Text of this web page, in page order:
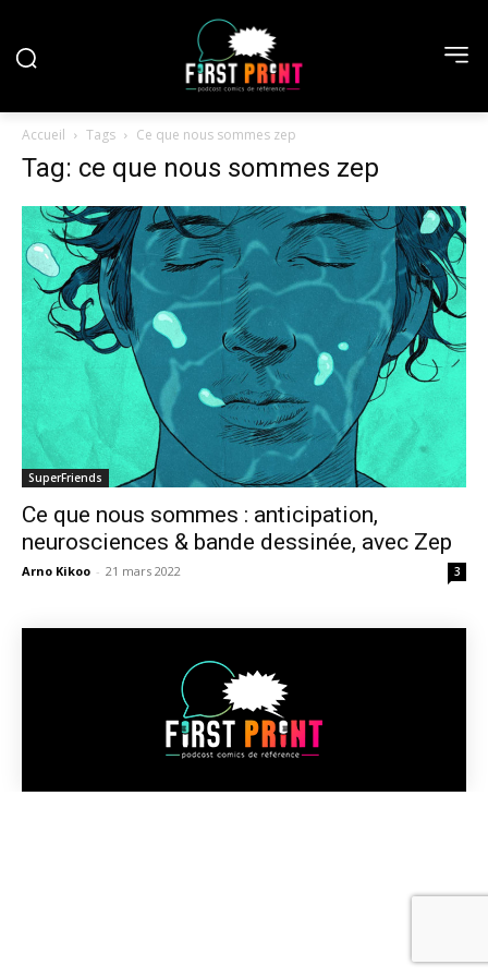
Accueil Tags Ce que nous sommes zep
Tag: ce que nous sommes zep
SuperFriends
Ce que nous sommes : anticipation,
neurosciences & bande dessinée, avec Zep
Arno Kikoo - 21 mars 2022 3